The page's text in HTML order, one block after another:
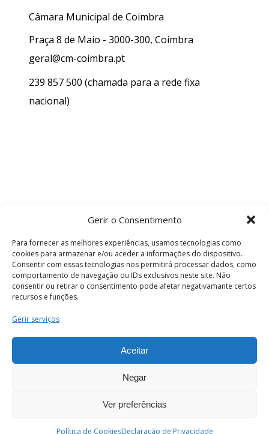
Gerir o Consentimento
Para fornecer as melhores experiências, usamos tecnologias como
cookies para armazenar e/ou aceder a informações do dispositivo.
Consentir com essas tecnologias nos permitirá processar dados, como
comportamento de navegação ou IDs exclusivos neste site. Não
consentir ou retirar o consentimento pode afetar negativamante certos
recursos e funções.
Gerir serviços
Aceitar
Negar
Ver preferências
Política de CookiesDeclaração de Privacidade
Câmara Municipal de Coimbra
Praça 8 de Maio - 3000-300, Coimbra
geral@cm-coimbra.pt
239 857 500 (chamada para a rede fixa
nacional)
Termos e Condições
os direitos reservados.